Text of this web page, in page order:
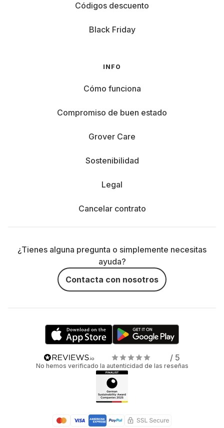
Códigos descuento
Black Friday
INFO
Cómo funciona
Compromiso de buen estado
Grover Care
Sostenibilidad
Legal
Cancelar contrato
¿Tienes alguna pregunta o simplemente necesitas
ayuda?
Contacta con nosotros
/ 5
No hemos verificado la autenticidad de las reseñas